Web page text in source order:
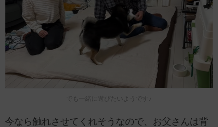
でも一緒に遊びたいようです♪
今なら触れさせてくれそうなので、お父さんは背